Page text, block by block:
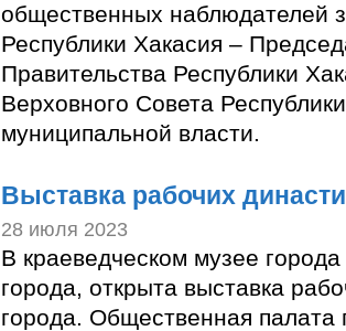
общественных наблюдателей
Республики Хакасия –
Правительства Республики
Верховного Совета
муниципальной власти.
Выставка рабочих
28 июля 2023
В краеведческом музее
города, открыта выставка
города. Общественная палата